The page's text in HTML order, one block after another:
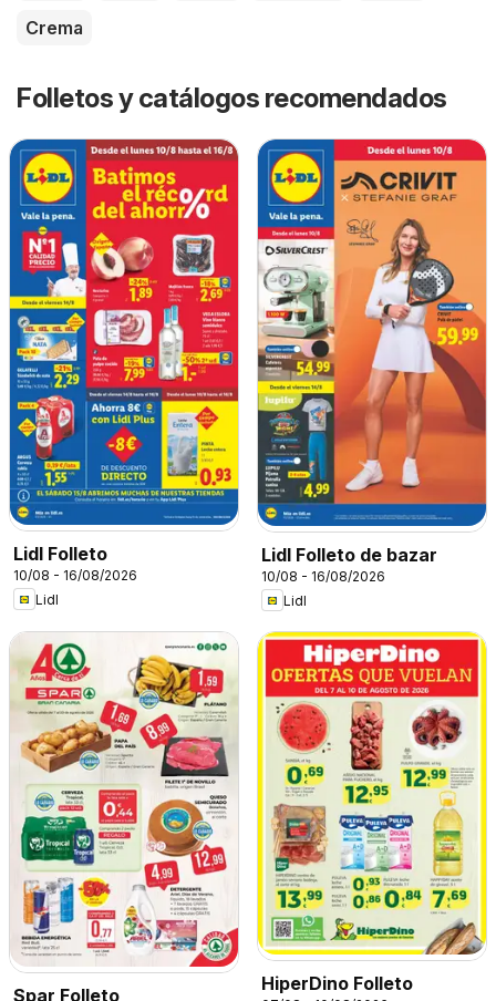
Crema
Folletos y catálogos recomendados
Lidl Folleto
10/08 - 16/08/2026
Lidl
Lidl Folleto de bazar
10/08 - 16/08/2026
Lidl
Spar Folleto
HiperDino Folleto